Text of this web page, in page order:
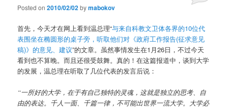
Posted on2010/02/02bymabokov
首先，今天才在网上看到温总理“与来自科教文卫体各界的10位代
表围坐在椭圆形的桌子旁，听取他们对《政府工作报告(征求意见
稿)》的意见、建议”的文章。虽然事情发生在1月26日，不过今天
看到也不算晚。而且还很受鼓舞。真的！在这篇报道中，谈到大学
的发展，温总理在听取了几位代表的发言后说：
“一所好的大学，在于有自己独特的灵魂，这就是独立的思考、自
由的表达。千人一面、千篇一律，不可能出世界一流大学。大学必